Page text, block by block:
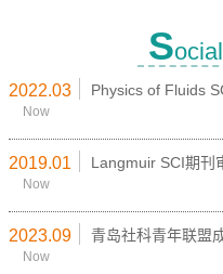
S
2022.03
Now
Physics of Fluids
2019.01
Now
Langmuir SCI期刊
2023.09
Now
青岛社科青年联盟